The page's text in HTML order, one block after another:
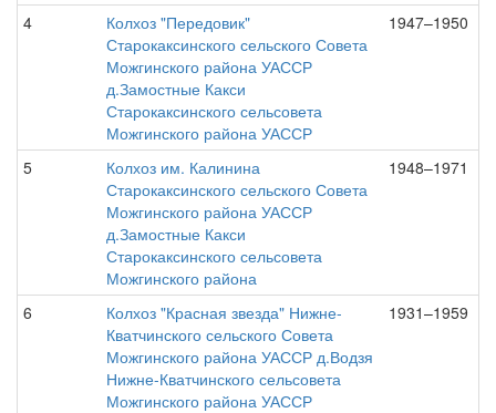
4
Колхоз "Передовик"
Старокаксинского сельского Совета
Можгинского района УАССР
д.Замостные Какси
Старокаксинского сельсовета
Можгинского района УАССР
1947–1950
5
Колхоз им. Калинина
Старокаксинского сельского Совета
Можгинского района УАССР
д.Замостные Какси
Старокаксинского сельсовета
Можгинского района
1948–1971
6
Колхоз "Красная звезда" Нижне-
Кватчинского сельского Совета
Можгинского района УАССР д.Водзя
Нижне-Кватчинского сельсовета
Можгинского района УАССР
1931–1959